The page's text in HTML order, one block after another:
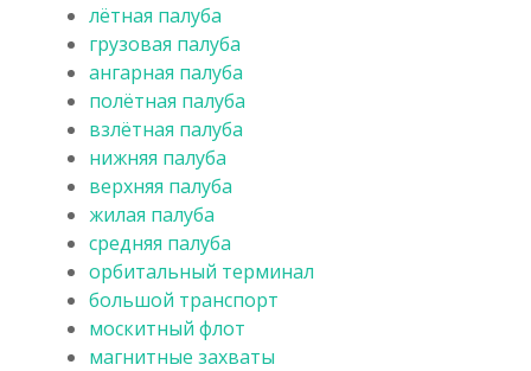
лётная палуба
грузовая палуба
ангарная палуба
полётная палуба
взлётная палуба
нижняя палуба
верхняя палуба
жилая палуба
средняя палуба
орбитальный терминал
большой транспорт
москитный флот
магнитные захваты